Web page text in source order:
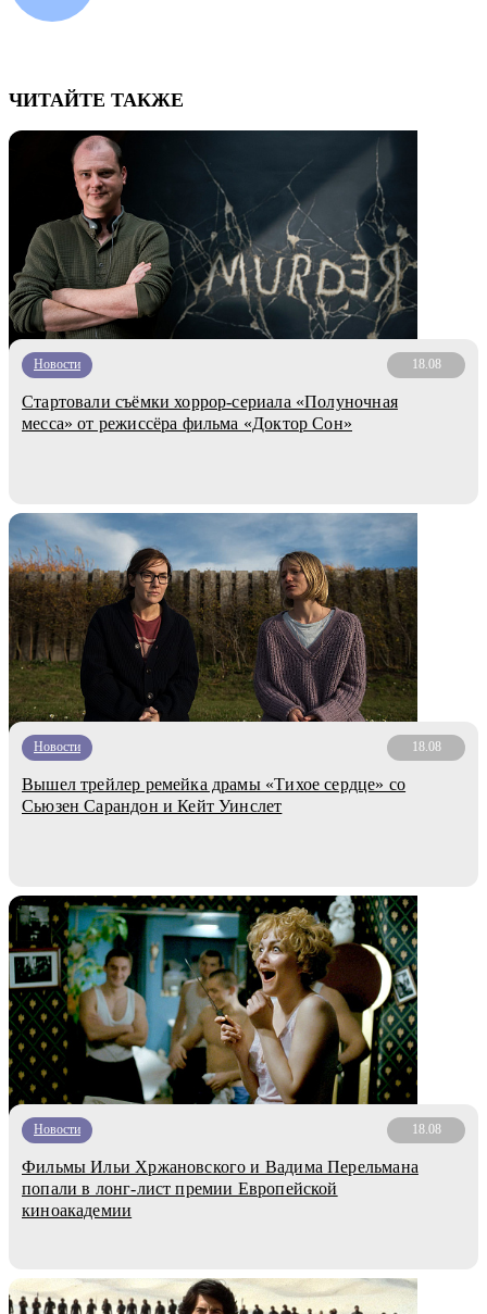
ЧИТАЙТЕ ТАКЖЕ
Новости 18.08
Стартовали съёмки хоррор-сериала «Полуночная
месса» от режиссёра фильма «Доктор Сон»
Новости 18.08
Вышел трейлер ремейка драмы «Тихое сердце» со
Сьюзен Сарандон и Кейт Уинслет
Новости 18.08
Фильмы Ильи Хржановского и Вадима Перельмана
попали в лонг-лист премии Европейской
киноакадемии